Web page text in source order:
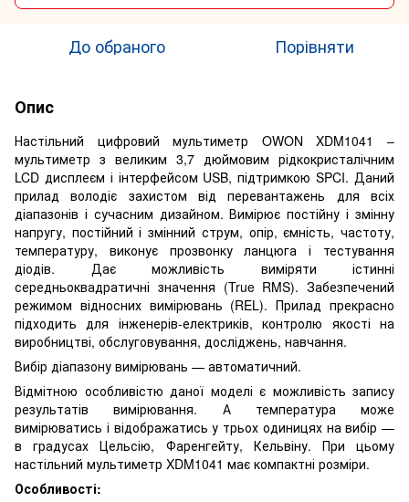
До обраного Порівняти
Опис
Настільний цифровий мультиметр OWON XDM1041 –
мультиметр з великим 3,7 дюймовим рідкокристалічним
LCD дисплеєм і інтерфейсом USB, підтримкою SPCI. Даний
прилад володіє захистом від перевантажень для всіх
діапазонів і сучасним дизайном. Вимірює постійну і змінну
напругу, постійний і змінний струм, опір, ємність, частоту,
температуру, виконує прозвонку ланцюга і тестування
діодів. Дає можливість виміряти істинні
середньоквадратичні значення (True RMS). Забезпечений
режимом відносних вимірювань (REL). Прилад прекрасно
підходить для інженерів-електриків, контролю якості на
виробництві, обслуговування, досліджень, навчання.
Вибір діапазону вимірювань — автоматичний.
Відмітною особливістю даної моделі є можливість запису
результатів вимірювання. А температура може
вимірюватись і відображатись у трьох одиницях на вибір —
в градусах Цельсію, Фаренгейту, Кельвіну. При цьому
настільний мультиметр XDM1041 має компактні розміри.
Особливості: